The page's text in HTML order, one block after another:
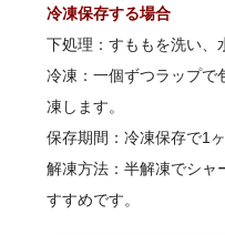
冷凍保存する場合
下処理：すももを洗い、
冷凍：一個ずつラップで
凍します。
保存期間：冷凍保存で1
解凍方法：半解凍でシャ
すすめです。